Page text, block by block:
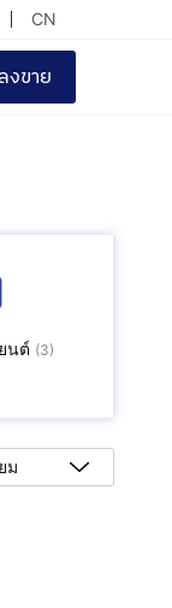
CN
งขาย
นต์ (3)
ม